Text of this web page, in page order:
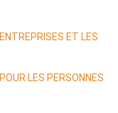
ET LES
LES PERSONNES